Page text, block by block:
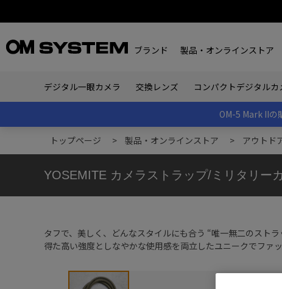
ブランド 製品・オンラインストア
デジタル一眼カメラ 交換レンズ コンパクトデジタルカ
OM-5 Mark IIの
トップページ > 製品・オンラインストア > アウトド
YOSEMITE カメラストラップ/ミリタリー
タフで、美しく、どんなスタイルにも合う “唯一無二のスト
得た高い強度としなやかな使用感を両立したユニークでファ